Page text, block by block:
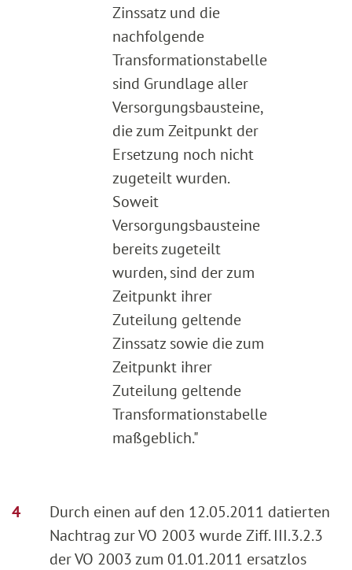
Zinssatz und die
nachfolgende
Transformationstabelle
sind Grundlage aller
Versorgungsbausteine,
die zum Zeitpunkt der
Ersetzung noch nicht
zugeteilt wurden.
Soweit
Versorgungsbausteine
bereits zugeteilt
wurden, sind der zum
Zeitpunkt ihrer
Zuteilung geltende
Zinssatz sowie die zum
Zeitpunkt ihrer
Zuteilung geltende
Transformationstabelle
maßgeblich."
Durch einen auf den 12.05.2011 datierten
Nachtrag zur VO 2003 wurde Ziff. III.3.2.3
der VO 2003 zum 01.01.2011 ersatzlos